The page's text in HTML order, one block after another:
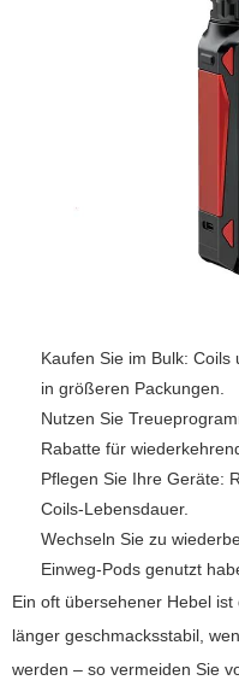
Kaufen Sie im Bulk:
in größeren Packungen.
Nutzen Sie
Rabatte für
Pflegen Sie Ihre Geräte:
Coils-Lebensdauer.
Wechseln Sie zu
Einweg-Pods genutzt
Ein oft übersehener Hebel
länger geschmacksstabil,
werden – so vermeiden Sie